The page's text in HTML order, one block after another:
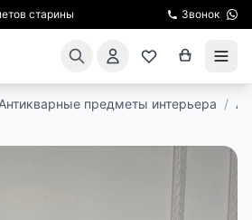
старины Звонок
Антикварные предметы интерьера /